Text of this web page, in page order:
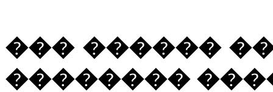
��� ������
��������